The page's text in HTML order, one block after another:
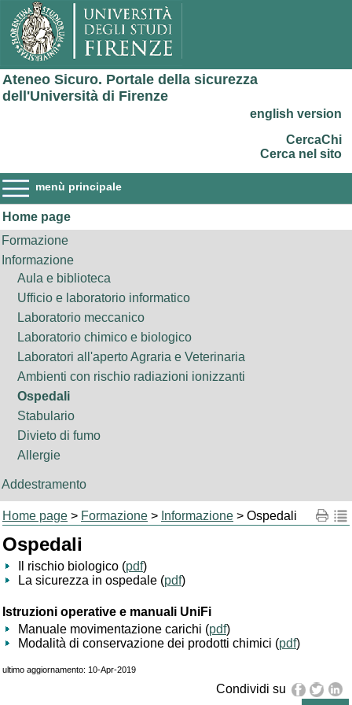
Ateneo Sicuro. Portale della sicurezza
dell'Università di Firenze
english version
CercaChi
Cerca nel sito
menù principale
Home page
Formazione
Informazione
Aula e biblioteca
Ufficio e laboratorio informatico
Laboratorio meccanico
Laboratorio chimico e biologico
Laboratori all'aperto Agraria e Veterinaria
Ambienti con rischio radiazioni ionizzanti
Ospedali
Stabulario
Divieto di fumo
Allergie
Addestramento
Home page > Formazione > Informazione > Ospedali
Ospedali
Il rischio biologico (pdf)
La sicurezza in ospedale (pdf)
Istruzioni operative e manuali UniFi
Manuale movimentazione carichi (pdf)
Modalità di conservazione dei prodotti chimici (pdf)
ultimo aggiornamento: 10-Apr-2019
Condividi su